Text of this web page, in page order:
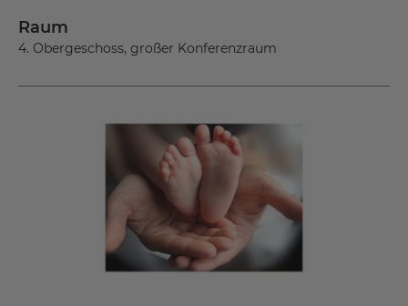
Raum
4. Obergeschoss, großer Konferenzraum